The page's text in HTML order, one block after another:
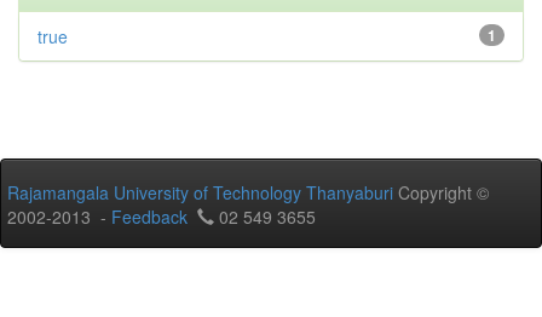
1
true
Rajamangala University of Technology Thanyaburi Copyright ©
2002-2013 - Feedback 02 549 3655